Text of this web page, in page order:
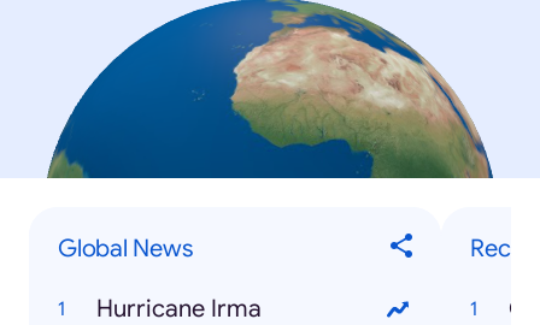
Global News
Hurricane Irma